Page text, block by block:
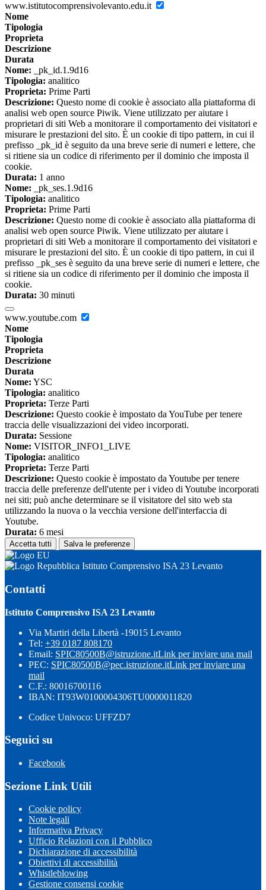
www.istitutocomprensivolevanto.edu.it
Nome
Tipologia
Proprieta
Descrizione
Durata
Nome: _pk_id.1.9d16
Tipologia: analitico
Proprieta: Prime Parti
Descrizione: Questo nome di cookie è associato alla piattaforma di
analisi web open source Piwik. Viene utilizzato per aiutare i
proprietari di siti Web a monitorare il comportamento dei visitatori e
misurare le prestazioni del sito. È un cookie di tipo pattern, in cui il
prefisso _pk_id è seguito da una breve serie di numeri e lettere, che
si ritiene sia un codice di riferimento per il dominio che imposta il
cookie.
Durata: 1 anno
Nome: _pk_ses.1.9d16
Tipologia: analitico
Proprieta: Prime Parti
Descrizione: Questo nome di cookie è associato alla piattaforma di
analisi web open source Piwik. Viene utilizzato per aiutare i
proprietari di siti Web a monitorare il comportamento dei visitatori e
misurare le prestazioni del sito. È un cookie di tipo pattern, in cui il
prefisso _pk_ses è seguito da una breve serie di numeri e lettere, che
si ritiene sia un codice di riferimento per il dominio che imposta il
cookie.
Durata: 30 minuti
www.youtube.com
Nome
Tipologia
Proprieta
Descrizione
Durata
Nome: YSC
Tipologia: analitico
Proprieta: Terze Parti
Descrizione: Questo cookie è impostato da YouTube per tenere
traccia delle visualizzazioni dei video incorporati.
Durata: Sessione
Nome: VISITOR_INFO1_LIVE
Tipologia: analitico
Proprieta: Terze Parti
Descrizione: Questo cookie è impostato da Youtube per tenere
traccia delle preferenze dell'utente per i video di Youtube incorporati
nei siti; può anche determinare se il visitatore del sito web sta
utilizzando la nuova o la vecchia versione dell'interfaccia di
Youtube.
Durata: 6 mesi
Accetta tutti Salva le preferenze
Istituto Comprensivo ISA 23 Levanto
Contatti
Istituto Comprensivo ISA 23 Levanto
Via Martiri della Libertà -19015 Levanto
Tel: +39 0187 808170
Email: SPIC80500B@istruzione.itLink per inviare una mail
PEC: SPIC80500B@pec.istruzione.itLink per inviare una
mail
C.F.: 80016700116
IBAN: IT93W0100004306TU0000011820
Codice Univoco: UFFZD7
Seguici su
Facebook
Sezione Link Utili
Cookie policy
Note legali
Informativa Privacy
Ufficio Relazioni con il Pubblico
Dichiarazione di accessibilità
Obiettivi di accessibilità
Whistleblowing
Gestione consensi cookie